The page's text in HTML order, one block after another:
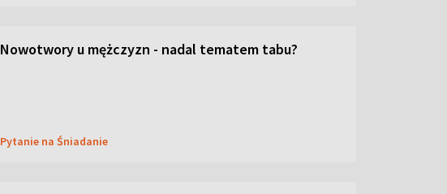
Nowotwory u mężczyzn - nadal tematem tabu?
Pytanie na Śniadanie